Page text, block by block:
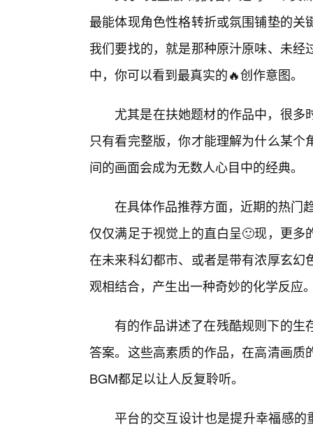
最能体现角色性格转折或氛围铺垫的
我们要找的，就是那种原汁原味、未
中，你可以看到最真实的🔥创作意图。
尤其是在扶她题材的作品中，很
只有看完整版，你才能理解为什么某
间的画面会成为无数人心目中的经典。
在具体作品推荐方面，近期的热门
仅仅满足于视觉上的直白呈🙂现，更
在未来科幻都市、或者是带有浓厚玄
观相结合，产生出一种奇妙的化学反应
有的作品讲述了在残酷规则下的
答案。这些高素质的作品，在高清画
BGM都足以让人反复聆听。
平台的交互设计也是提升幸福感的